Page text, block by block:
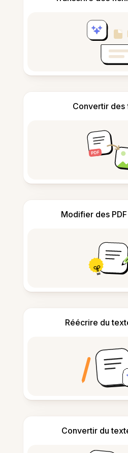
Convertir des
Modifier des
Réécrire du
Convertir du